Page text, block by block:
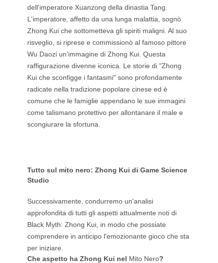
dell'imperatore Xuanzong della dinastia Tang.
L'imperatore, affetto da una lunga malattia, sognò
Zhong Kui che sottometteva gli spiriti maligni. Al suo
risveglio, si riprese e commissionò al famoso pittore
Wu Daozi un'immagine di Zhong Kui. Questa
raffigurazione divenne iconica. Le storie di "Zhong
Kui che sconfigge i fantasmi" sono profondamente
radicate nella tradizione popolare cinese ed è
comune che le famiglie appendano le sue immagini
come talismano protettivo per allontanare il male e
scongiurare la sfortuna.
Tutto sul mito nero: Zhong Kui di Game Science
Studio
Successivamente, condurremo un'analisi
approfondita di tutti gli aspetti attualmente noti di
Black Myth: Zhong Kui, in modo che possiate
comprendere in anticipo l'emozionante gioco che sta
per iniziare.
Che aspetto ha Zhong Kui nel Mito Nero?